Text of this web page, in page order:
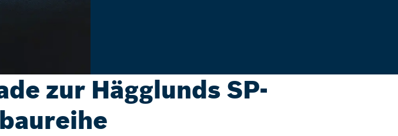
zur Hägglunds SP-